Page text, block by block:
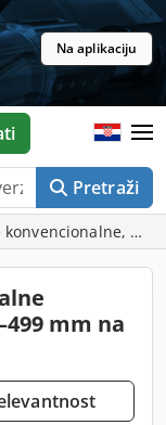
Na aplikaciju
Pretraži
X-
mm na